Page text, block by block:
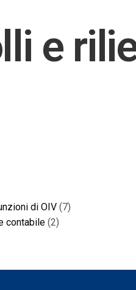
e
di OIV (7)
contabile (2)